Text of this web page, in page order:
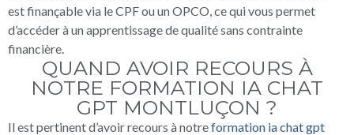
est finançable via le CPF ou un OPCO, ce qui vous permet
d’accéder à un apprentissage de qualité sans contrainte
financière.
QUAND AVOIR RECOURS À
NOTRE FORMATION IA CHAT
GPT MONTLUÇON ?
Il est pertinent d’avoir recours à notreformation ia chat gpt